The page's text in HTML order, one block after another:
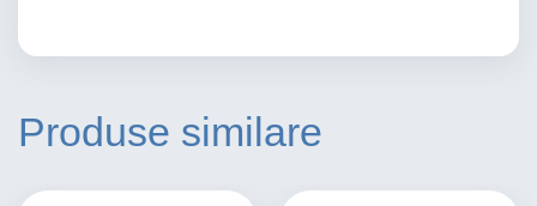
Produse similare